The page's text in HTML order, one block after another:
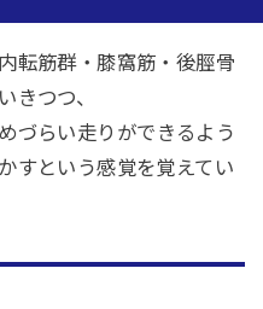
転筋群・膝窩筋・後脛骨
きつつ、
づらい走りができるよう
すという感覚を覚えてい